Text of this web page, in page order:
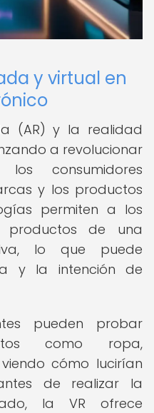
y virtual en
(AR) y la realidad
a revolucionar
consumidores
y los productos
permiten a los
productos de una
lo que puede
y la intención de
pueden probar
como ropa,
cómo lucirían
de realizar la
la VR ofrece